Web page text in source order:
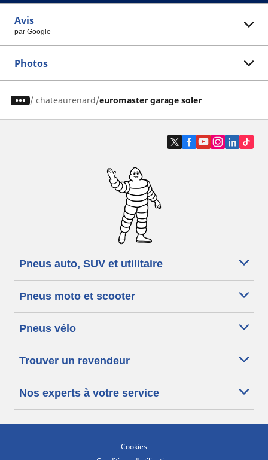
Avis
par Google
Photos
/ chateaurenard euromaster garage soler
Pneus auto, SUV et utilitaire
Pneus moto et scooter
Pneus vélo
Trouver un revendeur
Nos experts à votre service
Cookies